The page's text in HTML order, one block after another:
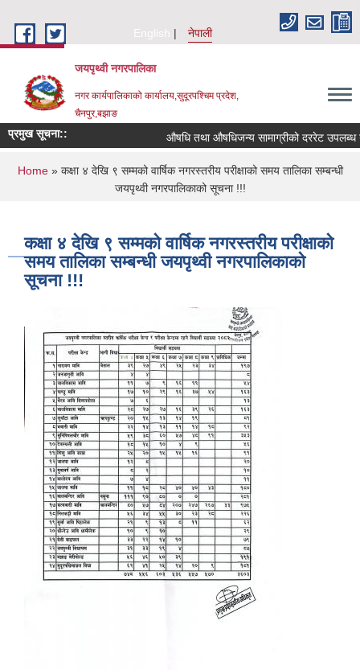
English
नेपाली
जयपृथ्वी नगरपालिका
नगर कार्यपालिकाको कार्यालय,सुदूरपश्चिम प्रदेश,
चैनपुर,बझाङ
प्रमुख सूचना:: औषधि तथा औषधिजन्य सामाग्रीको दररेट उपलब्ध
You are here
Home» कक्षा ४ देखि ९ सम्मको वार्षिक नगरस्तरीय परीक्षाको समय तालिका सम्बन्धी
जयपृथ्वी नगरपालिकाको सूचना !!!
कक्षा ४ देखि ९ सम्मको वार्षिक नगरस्तरीय परीक्षाको
समय तालिका सम्बन्धी जयपृथ्वी नगरपालिकाको
सूचना !!!